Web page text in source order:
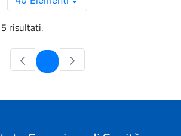
risultati.
Pagina